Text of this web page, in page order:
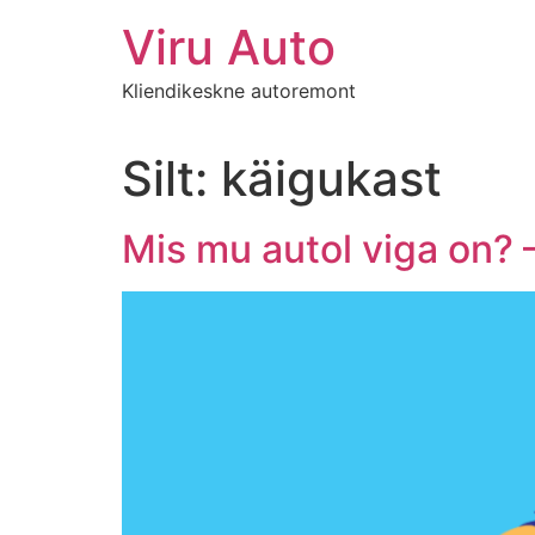
Viru Auto
Kliendikeskne autoremont
Silt: käigukast
Mis mu autol viga on?